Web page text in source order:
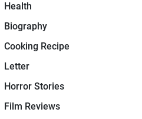
Health
Biography
Cooking Recipe
Letter
Horror Stories
Film Reviews